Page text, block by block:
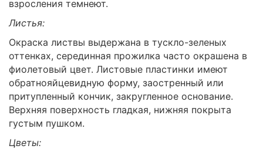
взросления темнеют.
Листья:
Окраска листвы выдержана в тускло-зеленых
оттенках, серединная прожилка часто окрашена в
фиолетовый цвет. Листовые пластинки имеют
обратнояйцевидную форму, заостренный или
притупленный кончик, закругленное основание.
Верхняя поверхность гладкая, нижняя покрыта
густым пушком.
Цветы: